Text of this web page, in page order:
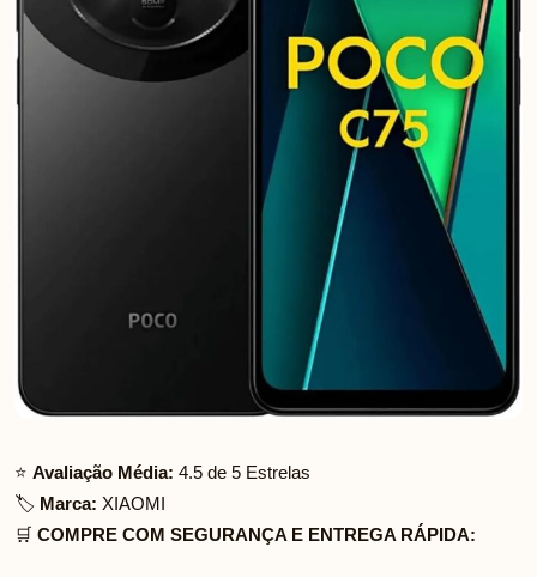
⭐ Avaliação Média: 4.5 de 5 Estrelas
🏷️ Marca: XIAOMI
🛒 COMPRE COM SEGURANÇA E ENTREGA RÁPIDA: